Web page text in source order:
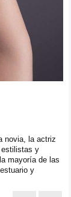
novia, la actriz
estilistas y
mayoría de las
y